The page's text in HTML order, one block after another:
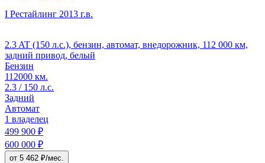
I Рестайлинг 2013 г.в.
2.3 AT (150 л.с.), бензин, автомат, внедорожник, 112 000 км,
задний привод, белый
Бензин
112000 км.
2.3 / 150 л.с.
Задний
Автомат
1 владелец
499 900 ₽
600 000 ₽
от 5 462 ₽/мес.